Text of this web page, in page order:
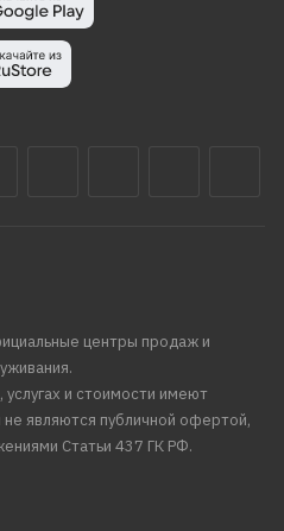
центры продаж и
и стоимости имеют
являются публичной офертой,
Статьи 437 ГК РФ.